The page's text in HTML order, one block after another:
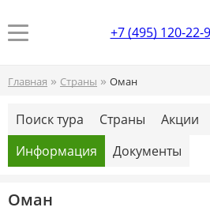
+7 (495) 120-22-
Главная » Страны » Оман
Поиск тура Страны Акции
Информация
Документы
Оман